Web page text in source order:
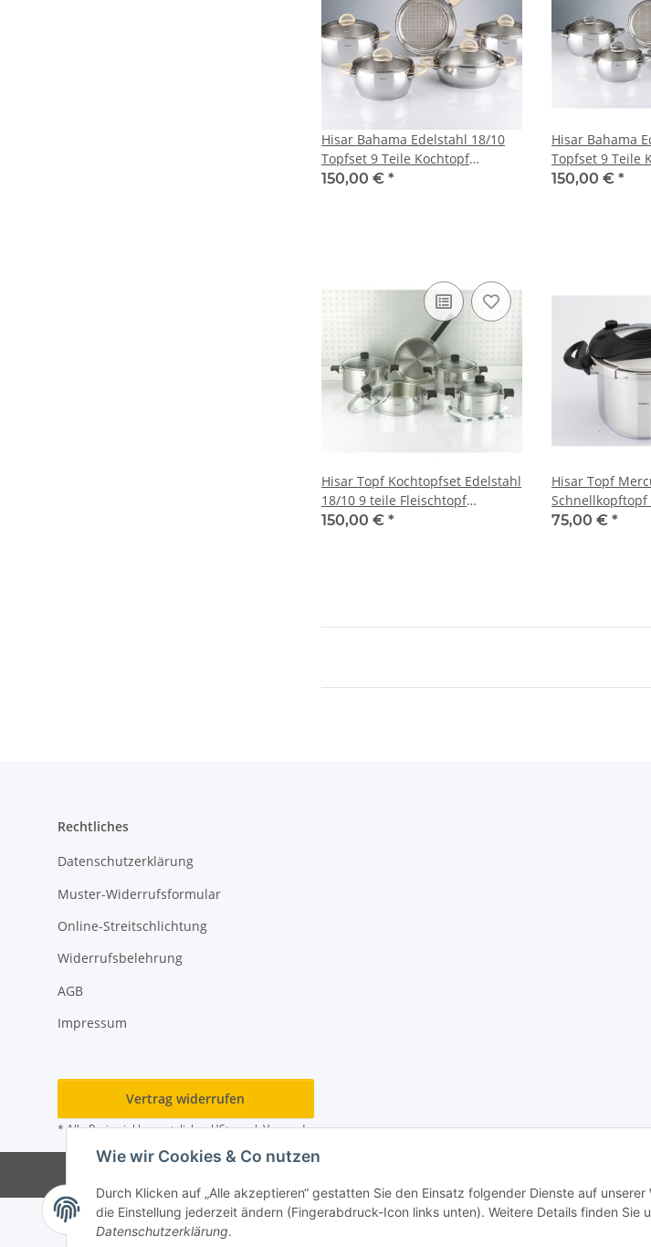
Wie wir Cookies & Co nutzen
Durch Klicken auf „Alle akzeptieren“ gestatten Sie den Einsatz folgender Dienste auf
die Einstellung jederzeit ändern (Fingerabdruck-Icon links unten). Weitere Details finden Sie
Datenschutzerklärung.
Hisar Bahama Edelstahl 18/10
Topfset 9 Teile Kochtopf
Fleischtopf Topf Induktion bej
150,00 € *
Hisar Bahama
Topfset 9 Teile
Pfanne
150,00 € *
Hisar Topf Kochtopfset Edelstahl
18/10 9 teile Fleischtopf
Gemüsetopf
150,00 € *
Hisar Topf
Schnellkopftopf
Kochtopf
75,00 € *
Rechtliches
Datenschutzerklärung
Muster-Widerrufsformular
Online-Streitschlichtung
Widerrufsbelehrung
AGB
Impressum
Vertrag widerrufen
* Alle Preise inkl. gesetzlicher USt., zzgl.Versand